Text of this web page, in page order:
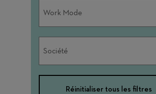
Work Mode
Société
Réinitialiser tous les filtres